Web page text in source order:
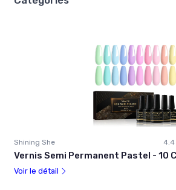
Shining She 4.4
Vernis Semi Permanent Pastel - 10
Voir le détail